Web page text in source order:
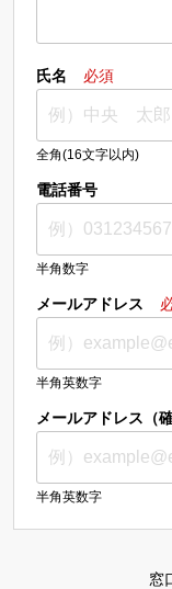
氏名 必須
全角(16文字以内)
電話番号
半角数字
メールアドレス
半角英数字
メールアドレス（確
半角英数字
窓